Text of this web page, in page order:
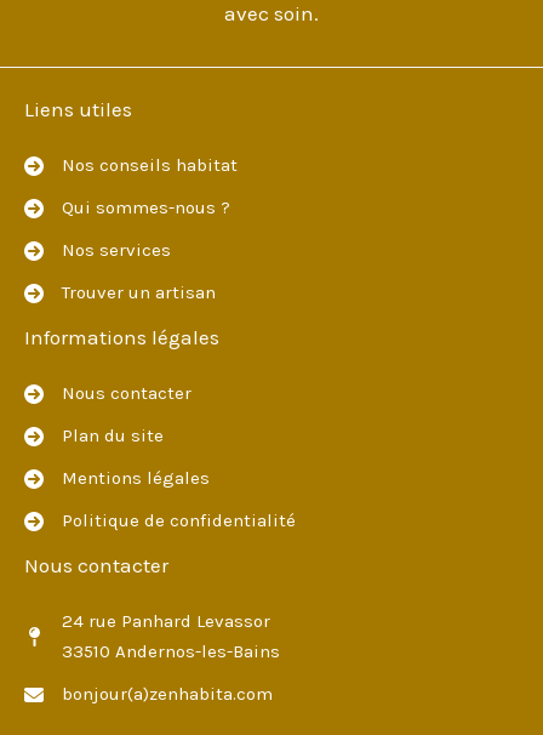
avec soin.
Liens utiles
Nos conseils habitat
Qui sommes-nous ?
Nos services
Trouver un artisan
Informations légales
Nous contacter
Plan du site
Mentions légales
Politique de confidentialité
Nous contacter
24 rue Panhard Levassor
33510 Andernos-les-Bains
bonjour(a)zenhabita.com